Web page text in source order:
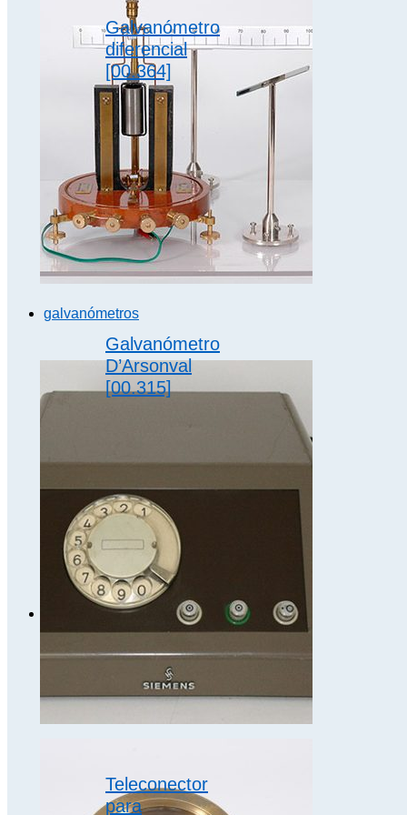
Galvanómetro
diferencial
[00.364]
Fabricado en
Dimensiones
11 x 9 x 7 cm
galvanometro
es un
instrumento
de…
galvanómetros
Galvanómetro
D’Arsonval
[00.315]
30 x 20 x 20
cm Destinado
a medir
pequeñas…
galvanómetros
Teleconector
para